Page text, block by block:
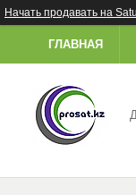
Начать продавать на
ГЛАВНАЯ